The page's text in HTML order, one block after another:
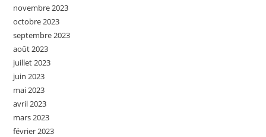
novembre 2023
octobre 2023
septembre 2023
août 2023
juillet 2023
juin 2023
mai 2023
avril 2023
mars 2023
février 2023